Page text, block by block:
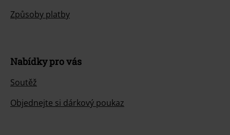
Způsoby platby
Nabídky pro vás
Soutěž
Objednejte si dárkový poukaz